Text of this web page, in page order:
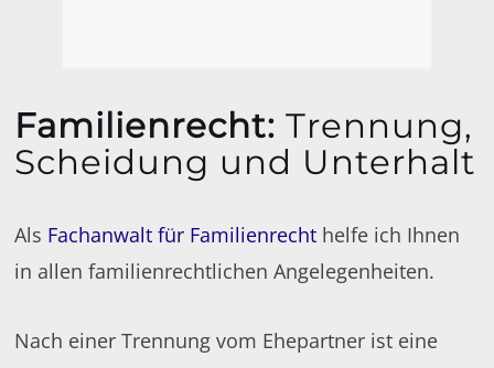
Familienrecht: Trennung,
Scheidung und Unterhalt
Als Fachanwalt für Familienrecht helfe ich Ihnen
in allen familienrechtlichen Angelegenheiten.
Nach einer Trennung vom Ehepartner ist eine